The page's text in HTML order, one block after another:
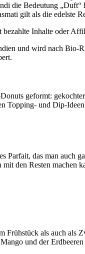
die Bedeutung
gilt als die edelste
bezahlte Inhalte oder
und wird nach Bio-
geformt:
Topping- und Dip-
Parfait, das man auch
den Resten machen
Frühstück als auch als
und der